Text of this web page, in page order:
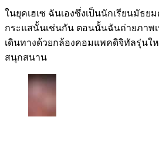
ในยุคเฮเซ ฉันเองซึ่งเป็นนักเรียนมัธย
กระแสนั้นเช่นกัน ตอนนั้นฉันถ่ายภาพ
เดินทางด้วยกล้องคอมแพคดิจิทัลรุ่นใ
สนุกสนาน